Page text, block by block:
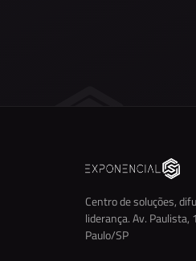
Centro de soluções,
liderança. Av. Paulista,
Paulo/SP